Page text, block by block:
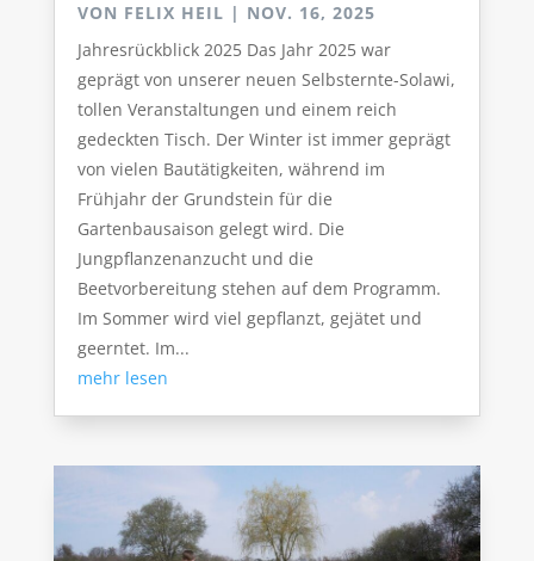
VON FELIX HEIL | NOV. 16, 2025
Jahresrückblick 2025 Das Jahr 2025 war
geprägt von unserer neuen Selbsternte-Solawi,
tollen Veranstaltungen und einem reich
gedeckten Tisch. Der Winter ist immer geprägt
von vielen Bautätigkeiten, während im
Frühjahr der Grundstein für die
Gartenbausaison gelegt wird. Die
Jungpflanzenanzucht und die
Beetvorbereitung stehen auf dem Programm.
Im Sommer wird viel gepflanzt, gejätet und
geerntet. Im...
mehr lesen